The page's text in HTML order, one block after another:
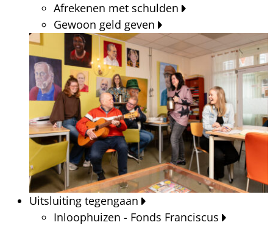
Afrekenen met schulden
Gewoon geld geven
Uitsluiting tegengaan
Inloophuizen - Fonds Franciscus